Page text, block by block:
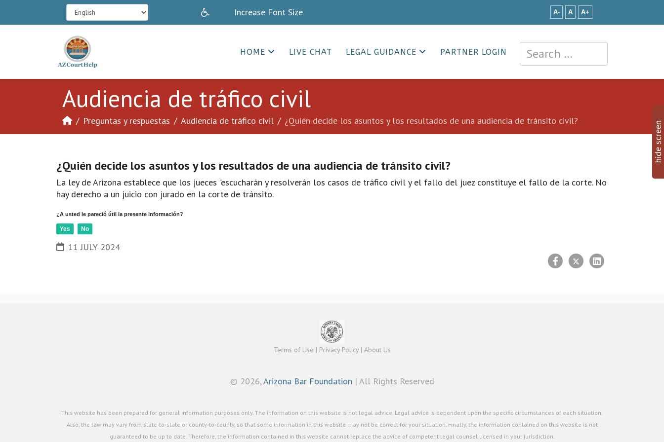
Increase Font Size A- A A+
HOME LIVE CHAT LEGAL GUIDANCE PARTNER LOGIN
hide screen
Audiencia de tráfico civil
Preguntas y respuestas Audiencia de tráfico civil ¿Quién decide los asuntos y los resultados de una audiencia de tránsito civil?
¿Quién decide los asuntos y los resultados de una audiencia de tránsito civil?
La ley de Arizona establece que los jueces "escucharán y resolverán los casos de tráfico civil y el fallo del juez constituye el fallo de la corte. No
hay derecho a un juicio con jurado en la corte de tránsito.
¿A usted le pareció útil la presente información?
Yes No
11 JULY 2024
Terms of Use | Privacy Policy| About Us
© 2026,Arizona Bar Foundation | All Rights Reserved
This website has been prepared for general information purposes only. The information on this website is not legal advice. Legal advice is dependent upon the specific circumstances of each situation.
Also, the law may vary from state-to-state or county-to-county, so that some information in this website may not be correct for your situation. Finally, the information contained on this website is not
guaranteed to be up to date. Therefore, the information contained in this website cannot replace the advice of competent legal counsel licensed in your jurisdiction.